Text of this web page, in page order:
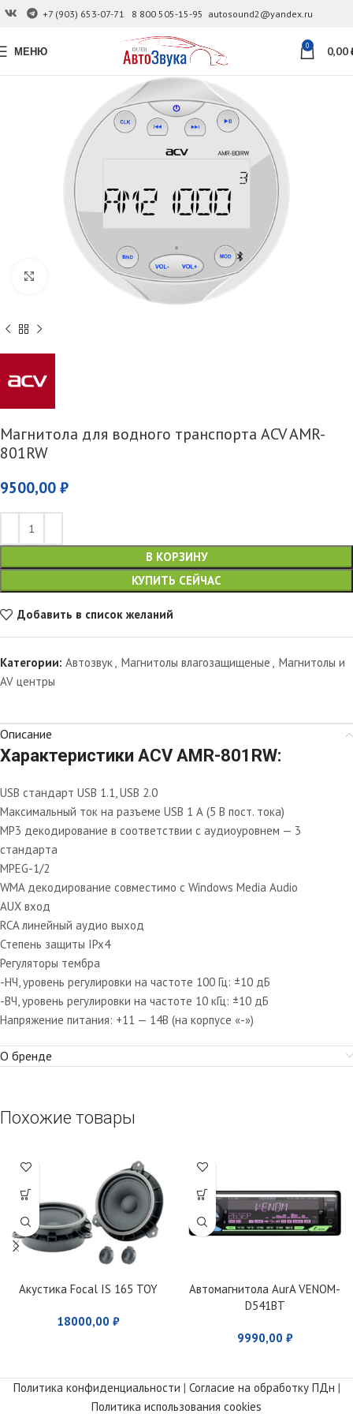
+7 (903) 653-07-71 8 800 505-15-95 autosound2@yandex.ru
МЕНЮ 0 0,00
Увеличить
Магнитола для водного транспорта ACV AMR-
801RW
9500,00 ₽
В КОРЗИНУ
КУПИТЬ СЕЙЧАС
Добавить в список желаний
Категории: Автозвук, Магнитолы влагозащищеные , Магнитолы и
AV центры
Описание
Характеристики ACV AMR-801RW:
USB стандарт USB 1.1, USB 2.0
Максимальный ток на разъеме USB 1 А (5 В пост. тока)
МР3 декодирование в соответствии с аудиоуровнем — 3
стандарта
MPEG-1/2
WMA декодирование совместимо с Windows Media Audio
AUX вход
RCA линейный аудио выход
Степень защиты IPx4
Регуляторы тембра
-НЧ, уровень регулировки на частоте 100 Гц: ±10 дБ
-ВЧ, уровень регулировки на частоте 10 кГц: ±10 дБ
Напряжение питания: +11 — 14В (на корпусе «-»)
О бренде
Похожие товары
Акустика Focal IS 165 TOY
18000,00 ₽
Автомагнитола AurA VENOM-
D541BT
9990,00 ₽
Политика конфиденциальности | Согласие на обработку ПДн |
Политика использования cookies